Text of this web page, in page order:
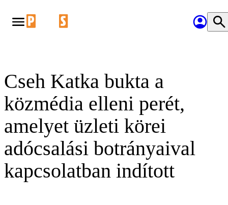
Cseh Katka bukta a
közmédia elleni perét,
amelyet üzleti körei
adócsalási botrányaival
kapcsolatban indított